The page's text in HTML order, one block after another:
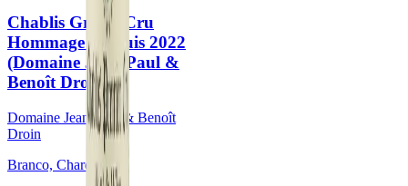
Chablis Grand Cru
Hommage à Louis 2022
(Domaine Jean-Paul &
Benoît Droin)
Domaine Jean-Paul & Benoît
Droin
Branco, Chardonnay